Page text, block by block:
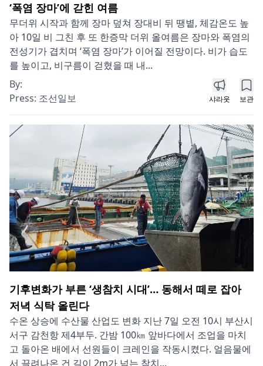
‘폭염 장마’에 갇힌 여름
무더위 시작과 함께 장마 덮쳐 장대비 뒤 땡볕, 체감온도 높
아 10일 비 그친 후 또 한증막 더위 올여름은 장마와 폭염의
전성기가 겹치며 ‘폭염 장마’가 이어질 전망이다. 비가 습도
를 높이고, 비구름이 걷혔을 때 내...
By:
Press: 조선일보 샤라웃 보관
기후변화가 부른 ‘생참치 시대’… 동해서 떼로 잡아
저녁 식탁 올린다
수온 상승에 수산물 산업도 변화 지난 7일 오전 10시 부산시
서구 감천항 제4부두. 간밤 100㎞ 앞바다에서 조업을 마치
고 돌아온 배에서 선원들이 크레인을 작동시켰다. 얼음물에
서 끌려나온 건 길이 2m가 넘는 참치...